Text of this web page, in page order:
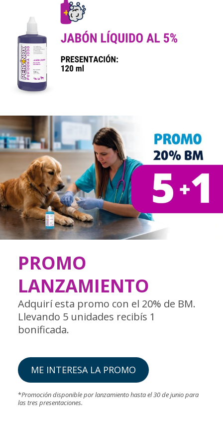
PROMO
LANZAMIENTO
Adquirí esta promo con el 20% de BM.
Llevando 5 unidades recibís 1
bonificada.
ME INTERESA LA PROMO
*Promoción disponible por lanzamiento hasta el 30 de junio para
las tres presentaciones.